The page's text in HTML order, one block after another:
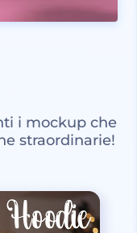
i mockup che
straordinarie!